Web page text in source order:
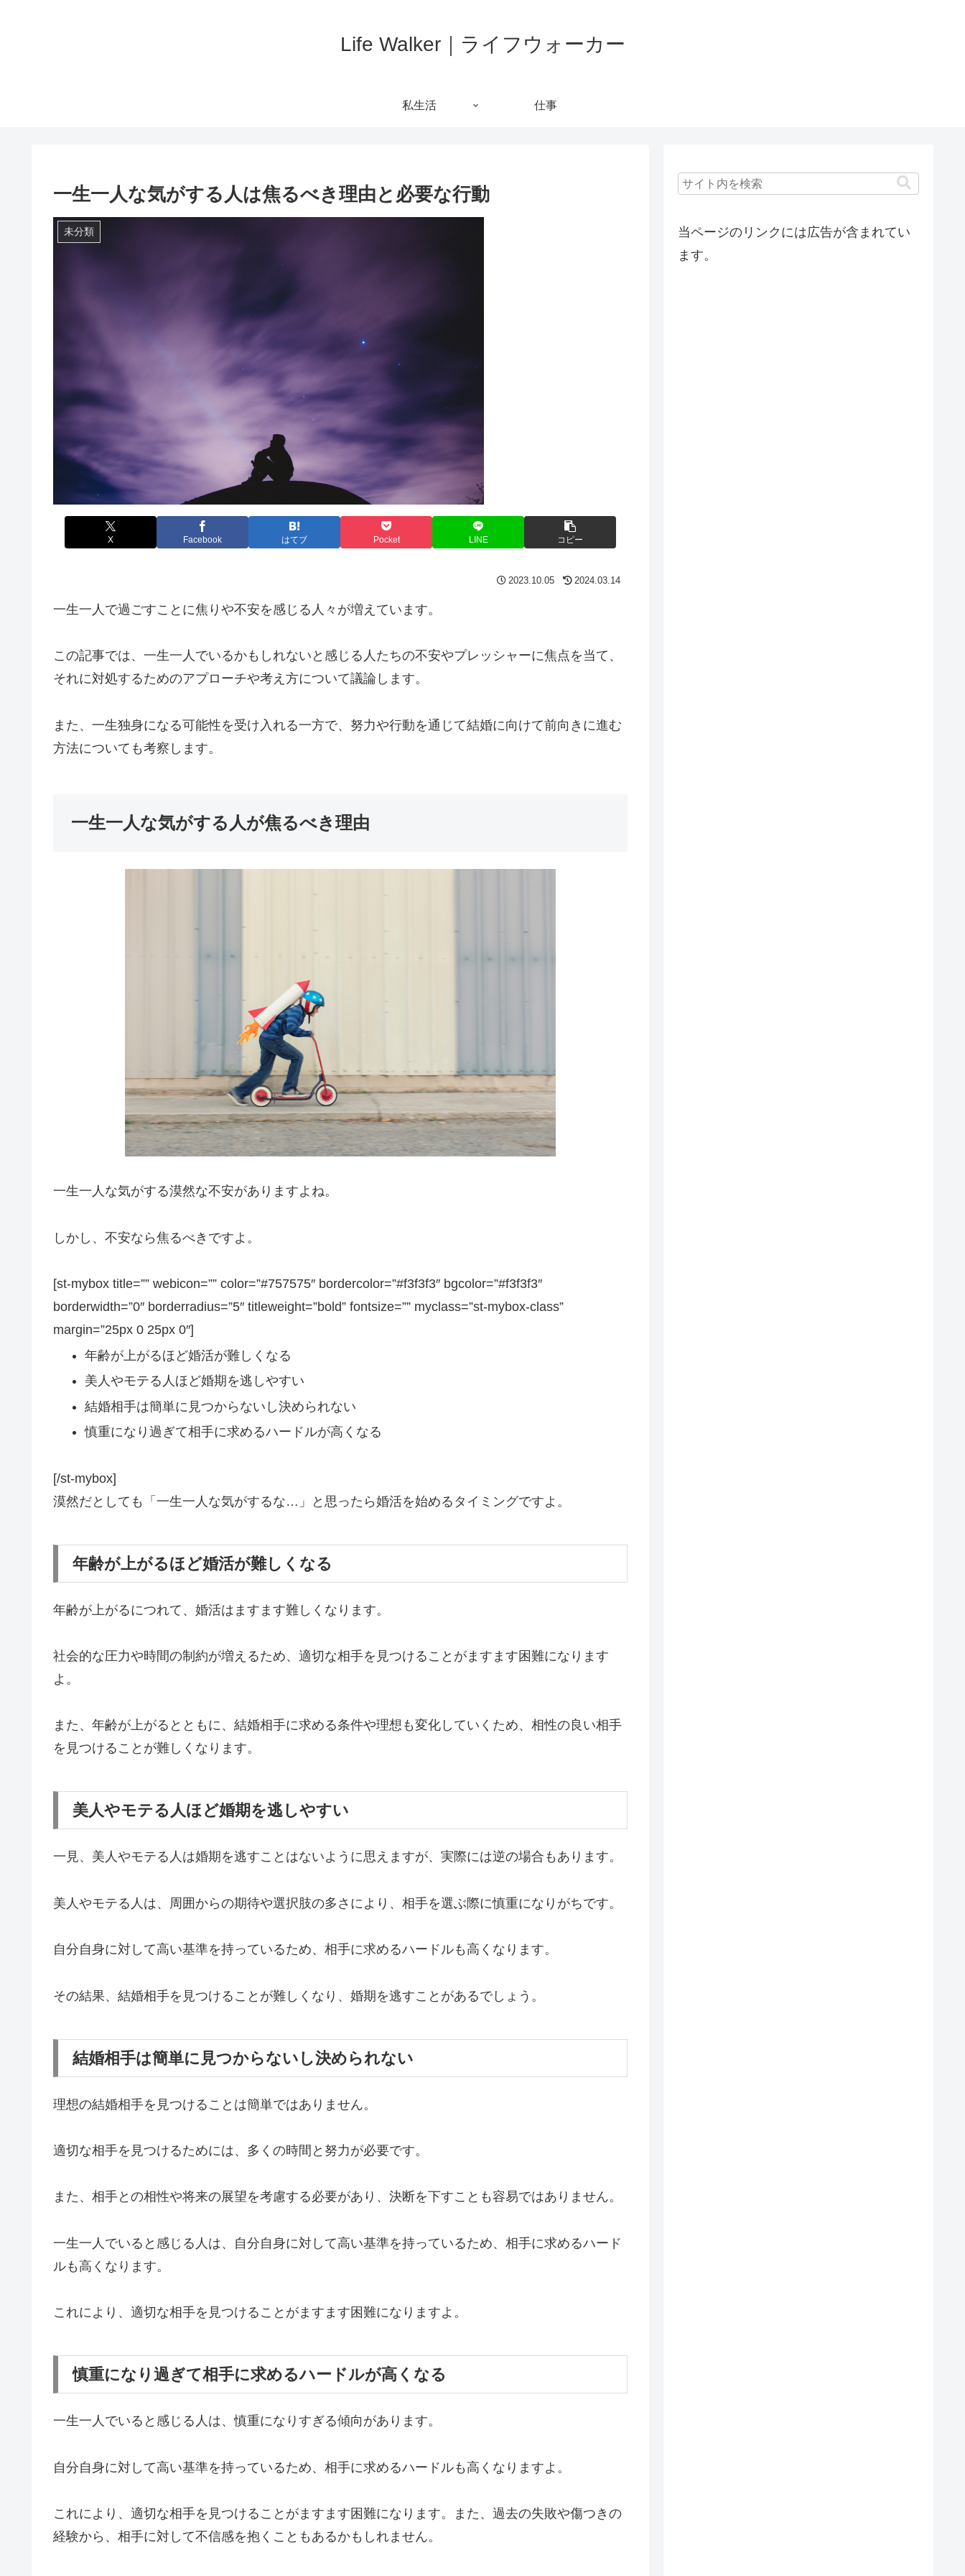
Life Walker｜ライフウォーカー
私生活 仕事
一生一人な気がする人は焦るべき理由と必要な行動
未分類
X Facebook はてブ Pocket LINE コピー
2023.10.05 2024.03.14
一生一人で過ごすことに焦りや不安を感じる人々が増えています。
この記事では、一生一人でいるかもしれないと感じる人たちの不安やプレッシャーに焦点を当て、
それに対処するためのアプローチや考え方について議論します。
また、一生独身になる可能性を受け入れる一方で、努力や行動を通じて結婚に向けて前向きに進む
方法についても考察します。
一生一人な気がする人が焦るべき理由
一生一人な気がする漠然な不安がありますよね。
しかし、不安なら焦るべきですよ。
[st-mybox title=”” webicon=”” color=”#757575″ bordercolor=”#f3f3f3″ bgcolor=”#f3f3f3″
borderwidth=”0″ borderradius=”5″ titleweight=”bold” fontsize=”” myclass=”st-mybox-class”
margin=”25px 0 25px 0″]
年齢が上がるほど婚活が難しくなる
美人やモテる人ほど婚期を逃しやすい
結婚相手は簡単に見つからないし決められない
慎重になり過ぎて相手に求めるハードルが高くなる
[/st-mybox]
漠然だとしても
「一生一人な気がするな…」と思ったら婚活を始めるタイミングですよ。
年齢が上がるほど婚活が難しくなる
年齢が上がるにつれて、婚活はますます難しくなります。
社会的な圧力や時間の制約が増えるため、 適切な相手を見つけることがますます困難になります
よ。
また、年齢が上がるとともに、 結婚相手に求める条件や理想も変化していく ため、相性の良い相手
を見つけることが難しくなります。
美人やモテる人ほど婚期を逃しやすい
一見、美人やモテる人は婚期を逃すことはないように思えますが、実際には逆の場合もあります。
美人やモテる人は、 周囲からの期待や選択肢の多さにより、相手を選ぶ際に慎重になりがちです。
自分自身に対して高い基準を持っているため、相手に求めるハードルも高くなります。
その結果、結婚相手を見つけることが難しくなり、婚期を逃すことがあるでしょう。
結婚相手は簡単に見つからないし決められない
理想の結婚相手を見つけることは簡単ではありません。
適切な相手を見つけるためには、多くの時間と努力が必要です。
また、相手との相性や将来の展望を考慮する必要があり、 決断を下すことも容易ではありません。
一生一人でいると感じる人は、自分自身に対して高い基準を持っているため、相手に求めるハード
ルも高くなります。
これにより、適切な相手を見つけることがますます困難になりますよ。
慎重になり過ぎて相手に求めるハードルが高くなる
一生一人でいると感じる人は、慎重になりすぎる傾向があります。
自分自身に対して高い基準を持っているため、相手に求めるハードルも高くなりますよ。
これにより、適切な相手を見つけることがますます困難になります。また、 過去の失敗や傷つきの
経験から、相手に対して不信感を抱くこともあるかもしれません。
当ページのリンクには広告が含まれてい
ます。